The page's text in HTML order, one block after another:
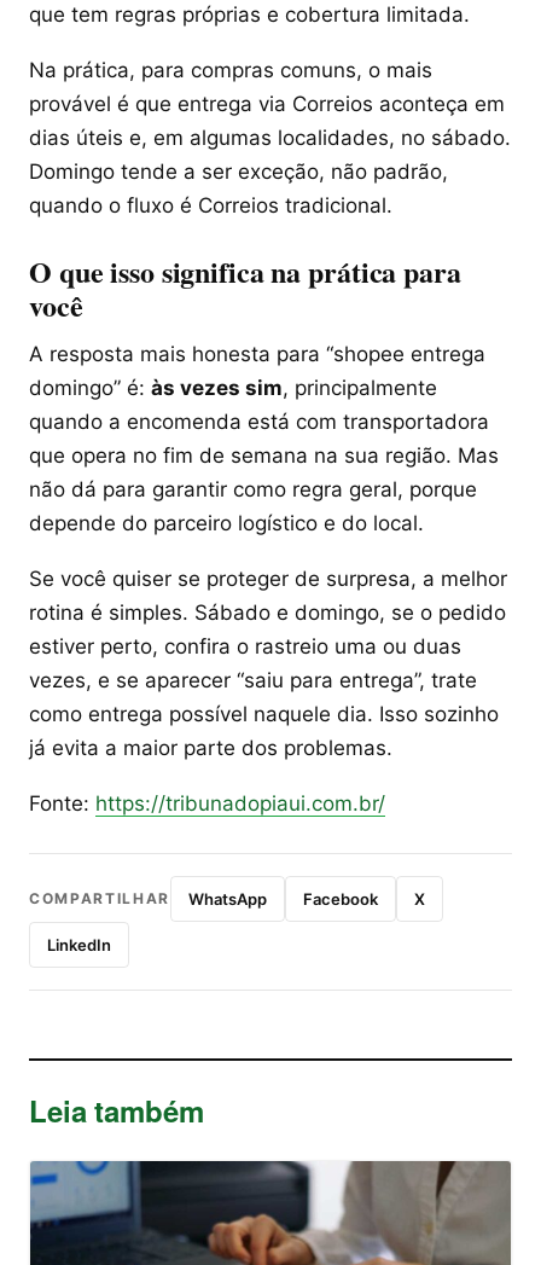
que tem regras próprias e cobertura limitada.
Na prática, para compras comuns, o mais
provável é que entrega via Correios aconteça em
dias úteis e, em algumas localidades, no sábado.
Domingo tende a ser exceção, não padrão,
quando o fluxo é Correios tradicional.
O que isso significa na prática para
você
A resposta mais honesta para “shopee entrega
domingo” é: às vezes sim, principalmente
quando a encomenda está com transportadora
que opera no fim de semana na sua região. Mas
não dá para garantir como regra geral, porque
depende do parceiro logístico e do local.
Se você quiser se proteger de surpresa, a melhor
rotina é simples. Sábado e domingo, se o pedido
estiver perto, confira o rastreio uma ou duas
vezes, e se aparecer “saiu para entrega”, trate
como entrega possível naquele dia. Isso sozinho
já evita a maior parte dos problemas.
Fonte: https://tribunadopiaui.com.br/
COMPARTILHAR WhatsApp Facebook X
LinkedIn
Leia também